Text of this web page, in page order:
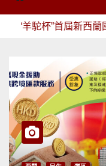
屆新西蘭國際書畫大賽